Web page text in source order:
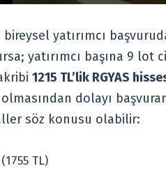
bireysel yatırımcı
yatırımcı başına 9
1215 TL’lik RGYAS
dolayı
söz konusu olabilir:
TL)